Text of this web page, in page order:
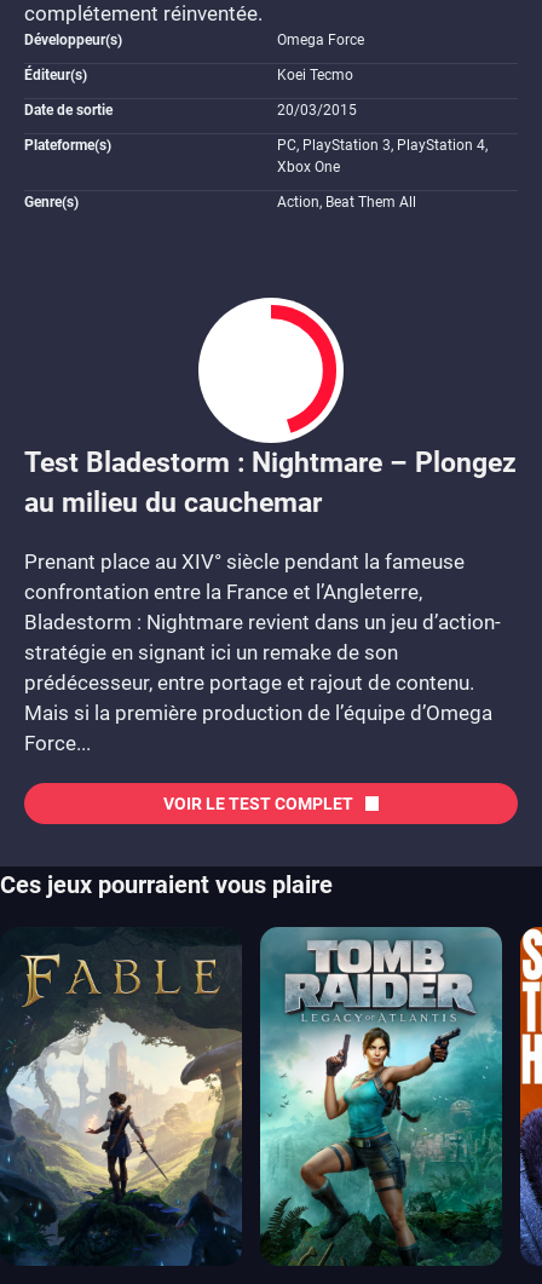
complétement réinventée.
Développeur(s) Omega Force
Éditeur(s) Koei Tecmo
Date de sortie 20/03/2015
Plateforme(s)
PC, PlayStation 3, PlayStation 4,
Xbox One
Genre(s) Action, Beat Them All
4.5
Test Bladestorm : Nightmare – Plongez
au milieu du cauchemar
Prenant place au XIV° siècle pendant la fameuse
confrontation entre la France et l’Angleterre,
Bladestorm : Nightmare revient dans un jeu d’action-
stratégie en signant ici un remake de son
prédécesseur, entre portage et rajout de contenu.
Mais si la première production de l’équipe d’Omega
Force...
VOIR LE TEST COMPLET
Ces jeux pourraient vous plaire